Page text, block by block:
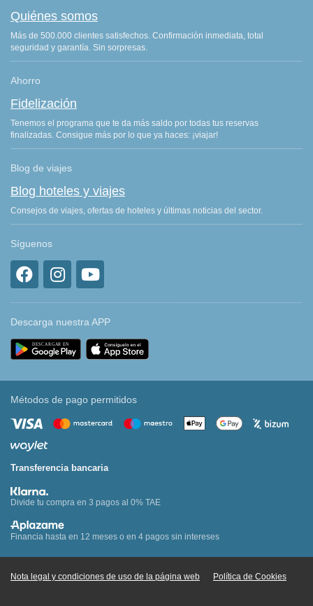
Quiénes somos
Más de 500.000 clientes satisfechos. Confirmación inmediata, total
seguridad y garantía. Sin sorpresas.
Ahorro
Fidelización
Tenemos el programa que te da más saldo por todas tus reservas
finalizadas. Consigue más por lo que ya haces: ¡viajar!
Blog de viajes
Blog hoteles y viajes
Consejos de viajes, ofertas de hoteles y últimas noticias del sector.
Síguenos
Descarga nuestra APP
Métodos de pago permitidos
Transferencia bancaria
Divide tu compra en 3 pagos al 0% TAE
Financia hasta en 12 meses o en 4 pagos sin intereses
Nota legal y condiciones de uso de la página web Política de Cookies